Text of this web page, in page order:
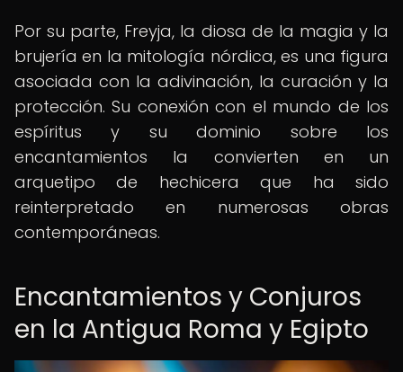
Por su parte, Freyja, la diosa de la magia y la
brujería en la mitología nórdica, es una figura
asociada con la adivinación, la curación y la
protección. Su conexión con el mundo de los
espíritus y su dominio sobre los
encantamientos la convierten en un
arquetipo de hechicera que ha sido
reinterpretado en numerosas obras
contemporáneas.
Encantamientos y Conjuros
en la Antigua Roma y Egipto